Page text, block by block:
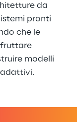
da
pronti
che le
modelli
adattivi.